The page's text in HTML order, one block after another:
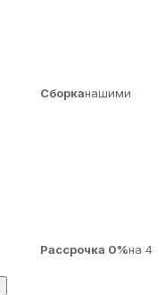
Сборканашими
Рассрочка 0%на 4